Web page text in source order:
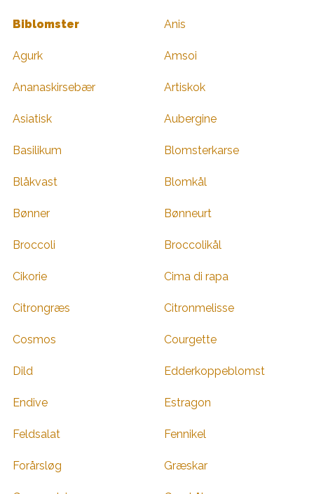
Biblomster Anis
Agurk Amsoi
Ananaskirsebær Artiskok
Asiatisk Aubergine
Basilikum Blomsterkarse
Blåkvast Blomkål
Bønner Bønneurt
Broccoli Broccolikål
Cikorie Cima di rapa
Citrongræs Citronmelisse
Cosmos Courgette
Dild Edderkoppeblomst
Endive Estragon
Feldsalat Fennikel
Forårsløg Græskar